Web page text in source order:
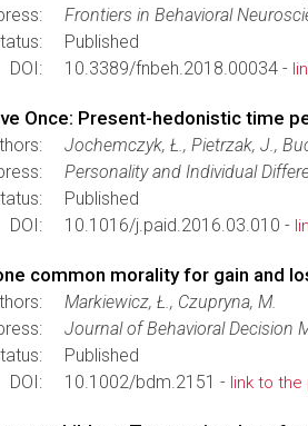
Frontiers in Behavioral
Published
DOI:
10.3389/fnbeh.2018.00034 -
Once: Present-hedonistic time
Jochemczyk, Ł., Pietrzak, J.,
Personality and Individual
Published
DOI:
10.1016/j.paid.2016.03.010 -
common morality for gain and
Markiewicz, Ł., Czupryna, M.
Journal of Behavioral Decision
Published
DOI:
10.1002/bdm.2151 - link to the